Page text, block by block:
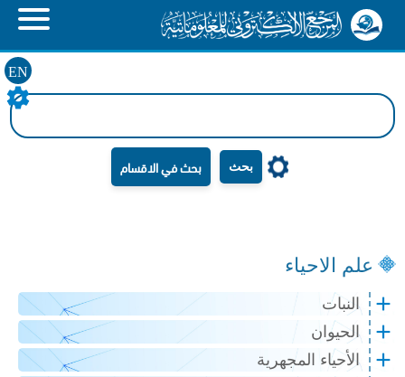
EN
بحث
علم الاحياء
النبات
الحيوان
الأحياء المجهرية